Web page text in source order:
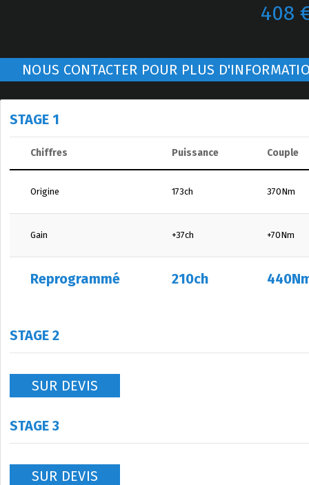
408
NOUS CONTACTER POUR PLUS
STAGE 1
Chiffres Puissance Couple
Origine 173ch 370Nm
Gain +37ch +70Nm
Reprogrammé 210ch
STAGE 2
SUR DEVIS
STAGE 3
SUR DEVIS